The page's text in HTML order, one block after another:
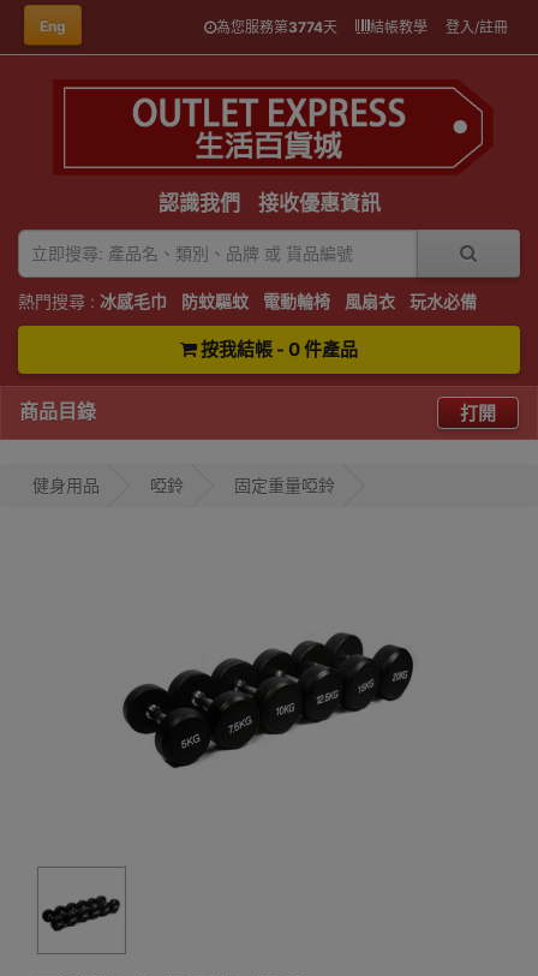
Eng 為您服務第3774天 結帳教學 登入/註冊
認識我們 接收優惠資訊
熱門搜尋 : 冰感毛巾 防蚊驅蚊 電動輪椅 風扇衣 玩水必備
按我結帳 - 0 件產品
商品目錄 打開
健身用品 啞鈴 固定重量啞鈴